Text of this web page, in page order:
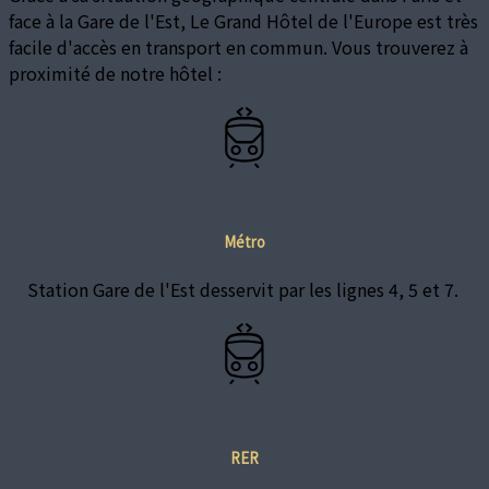
face à la Gare de l'Est, Le Grand Hôtel de l'Europe est très
facile d'accès en transport en commun. Vous trouverez à
proximité de notre hôtel :
Métro
Station Gare de l'Est desservit par les lignes 4, 5 et 7.
RER